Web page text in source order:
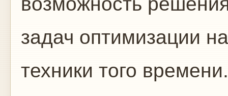
задач оптимизации
техники того